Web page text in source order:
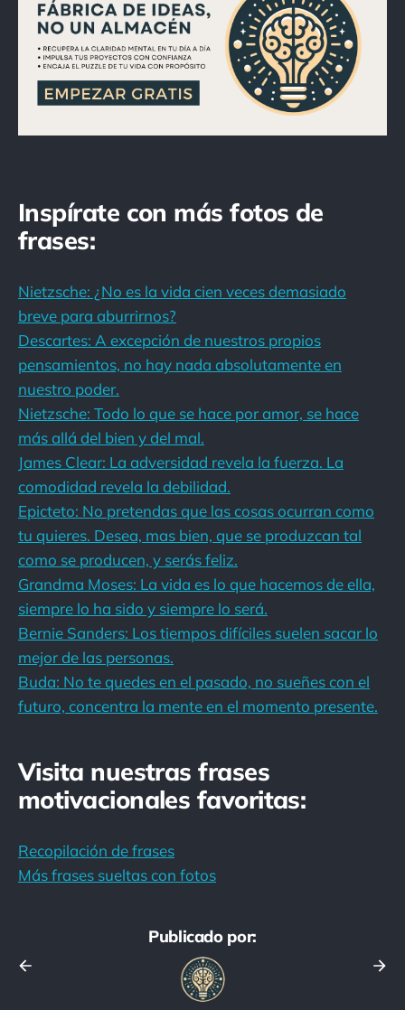
Inspírate con más fotos de
frases:
Nietzsche: ¿No es la vida cien veces demasiado
breve para aburrirnos?
Descartes: A excepción de nuestros propios
pensamientos, no hay nada absolutamente en
nuestro poder.
Nietzsche: Todo lo que se hace por amor, se hace
más allá del bien y del mal.
James Clear: La adversidad revela la fuerza. La
comodidad revela la debilidad.
Epicteto: No pretendas que las cosas ocurran como
tu quieres. Desea, mas bien, que se produzcan tal
como se producen, y serás feliz.
Grandma Moses: La vida es lo que hacemos de ella,
siempre lo ha sido y siempre lo será.
Bernie Sanders: Los tiempos difíciles suelen sacar lo
mejor de las personas.
Buda: No te quedes en el pasado, no sueñes con el
futuro, concentra la mente en el momento presente.
Visita nuestras frases
motivacionales favoritas:
Recopilación de frases
Más frases sueltas con fotos
Publicado por: